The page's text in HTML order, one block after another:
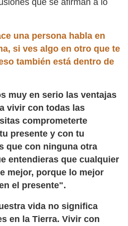
una persona habla en
si ves algo en otro que te
también está dentro de
muy en serio las ventajas
vivir con todas las
comprometerte
presente y con tu
que con ninguna otra
entendieras que cualquier
mejor, porque lo mejor
el presente".
vida no significa
en la Tierra. Vivir con